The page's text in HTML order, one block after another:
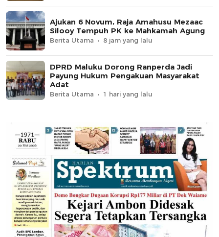
Ajukan 6 Novum, Raja Amahusu Mezaac
Silooy Tempuh PK ke Mahkamah Agung
Berita Utama 8 jam yang lalu
DPRD Maluku Dorong Ranperda Jadi
Payung Hukum Pengakuan Masyarakat
Adat
Berita Utama 1 hari yang lalu